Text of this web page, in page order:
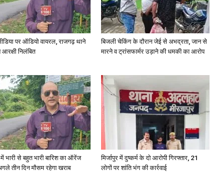
पर ऑडियो वायरल, राजगढ़ थाने
निलंबित
बिजली चेकिंग के दौरान जेई से अभद्रता, जान से
मारने व ट्रांसफार्मर उड़ाने की धमकी का आरोप
में भारी से बहुत भारी बारिश का ऑरेंज
तीन दिन मौसम रहेगा खराब
मिर्जापुर में दुष्कर्म के दो आरोपी गिरफ्तार, 21
लोगों पर शांति भंग की कार्रवाई